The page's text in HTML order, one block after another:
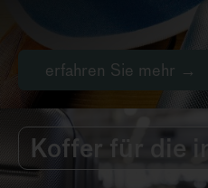
erfahren Sie mehr →
Koffer für die